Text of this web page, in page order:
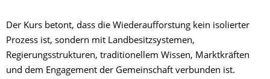
Der Kurs betont, dass die Wiederaufforstung kein isolierter
Prozess ist, sondern mit Landbesitzsystemen,
Regierungsstrukturen, traditionellem Wissen, Marktkräften
und dem Engagement der Gemeinschaft verbunden ist.